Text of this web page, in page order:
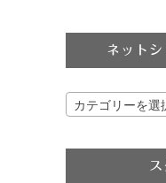
ネット
カテゴリーを選